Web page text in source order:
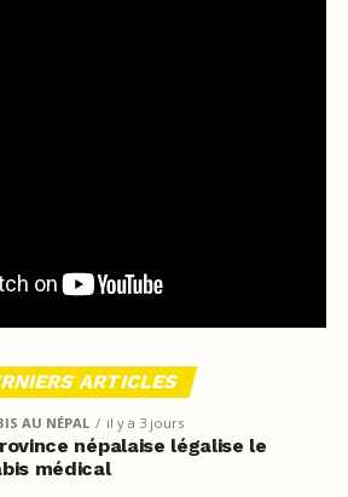
ARTICLES
AU NÉPAL il y a 3 jours
népalaise légalise le
médical